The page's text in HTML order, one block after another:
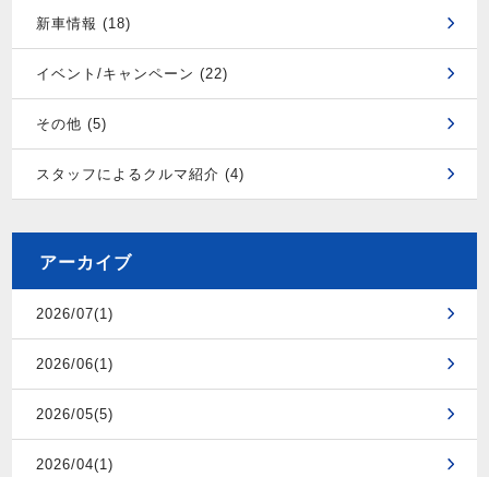
新車情報 (18)
イベント/キャンペーン (22)
その他 (5)
スタッフによるクルマ紹介 (4)
アーカイブ
2026/07(1)
2026/06(1)
2026/05(5)
2026/04(1)